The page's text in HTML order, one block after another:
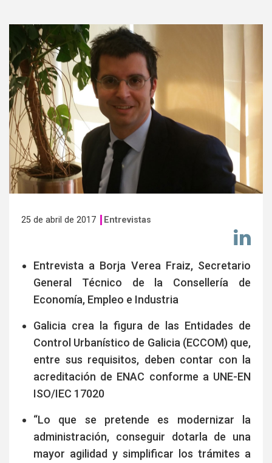
25 de abril de 2017 Entrevistas
en
Entrevista a Borja Verea Fraiz, Secretario
General Técnico de la Consellería de
Economía, Empleo e Industria
Galicia crea la figura de las Entidades de
Control Urbanístico de Galicia (ECCOM) que,
entre sus requisitos, deben contar con la
acreditación de ENAC conforme a UNE-EN
ISO/IEC 17020
“Lo que se pretende es modernizar la
administración, conseguir dotarla de una
mayor agilidad y simplificar los trámites a